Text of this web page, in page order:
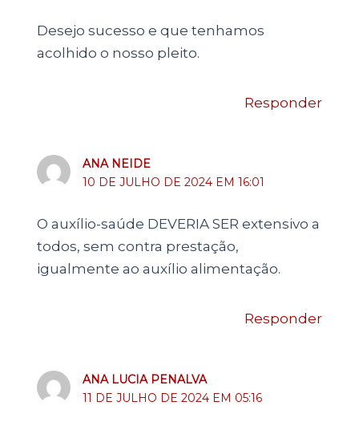
Desejo sucesso e que tenhamos
acolhido o nosso pleito.
Responder
ANA NEIDE
10 DE JULHO DE 2024 EM 16:01
O auxílio-saúde DEVERIA SER extensivo a
todos, sem contra prestação,
igualmente ao auxílio alimentação.
Responder
ANA LUCIA PENALVA
11 DE JULHO DE 2024 EM 05:16